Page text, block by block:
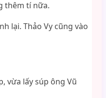
thêm tí nữa.
lại. Thảo Vy cũng vào
vừa lấy súp ông Vũ